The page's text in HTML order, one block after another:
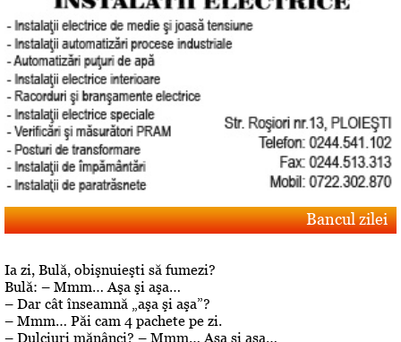
Bancul zilei
Ia zi, Bulă, obişnuieşti să fumezi?
Bulă: – Mmm… Aşa şi aşa…
– Dar cât înseamnă „aşa şi aşa”?
– Mmm… Păi cam 4 pachete pe zi.
– Dulciuri mănânci? – Mmm… Aşa şi aşa…